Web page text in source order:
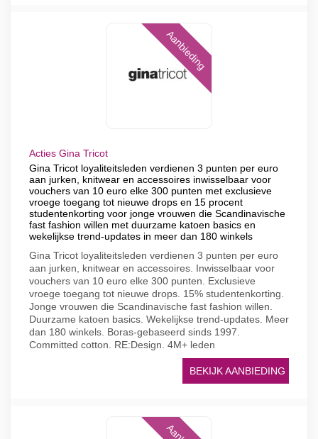
Aanbieding
Acties Gina Tricot
Gina Tricot loyaliteitsleden verdienen 3 punten per euro
aan jurken, knitwear en accessoires inwisselbaar voor
vouchers van 10 euro elke 300 punten met exclusieve
vroege toegang tot nieuwe drops en 15 procent
studentenkorting voor jonge vrouwen die Scandinavische
fast fashion willen met duurzame katoen basics en
wekelijkse trend-updates in meer dan 180 winkels
Gina Tricot loyaliteitsleden verdienen 3 punten per euro
aan jurken, knitwear en accessoires. Inwisselbaar voor
vouchers van 10 euro elke 300 punten. Exclusieve
vroege toegang tot nieuwe drops. 15% studentenkorting.
Jonge vrouwen die Scandinavische fast fashion willen.
Duurzame katoen basics. Wekelijkse trend-updates. Meer
dan 180 winkels. Boras-gebaseerd sinds 1997.
Committed cotton. RE:Design. 4M+ leden
BEKIJK AANBIEDING